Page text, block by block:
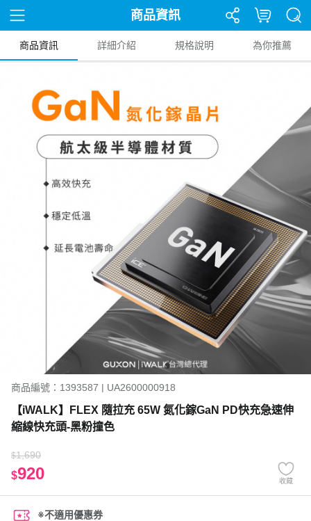
商品資訊
商品資訊 詳細介紹 規格說明 為你推薦
商品編號：1393587 | UA2600000918
【iWALK】FLEX 隨拉充 65W 氮化鎵GaN PD快充急速伸
縮線快充頭-黑粉撞色
$1,690
$920 收藏
※不適用優惠券